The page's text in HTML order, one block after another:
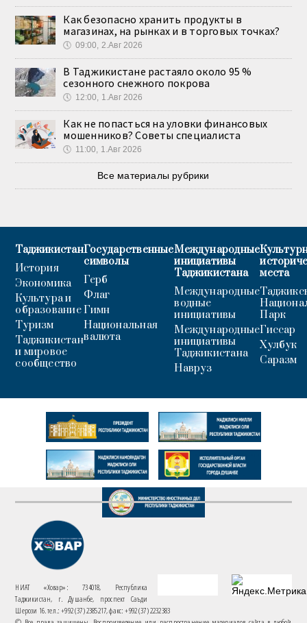
Как безопасно хранить продукты в
магазинах, на рынках и в торговых точках?
🕔 09:00, 2.Авг 2026
В Таджикистане растаяло около 95 %
сезонного снежного покрова
🕔 12:00, 1.Авг 2026
Как не попасться на уловки финансовых
мошенников? Советы специалиста
🕔 11:00, 1.Авг 2026
Все материалы рубрики
Таджикистан
История
Экономика
Культура и
образование
Туризм
Таджикистан
и мировое
сообщество
Государственные
символы
Герб
Флаг
Гимн
Национальная
валюта
Международные
инициативы
Таджикистана
Международные
водные
инициативы
Международные
инициативы
Таджикистана
Навруз
места
Парк
Гиссар
Хулбук
Саразм
НИАТ «Ховар»: 734018, Республика
Таджикистан, г. Душанбе, проспект Саъди
Шерози 16. тел.: +992 (37) 2385217, факс: +992 (37) 2232383